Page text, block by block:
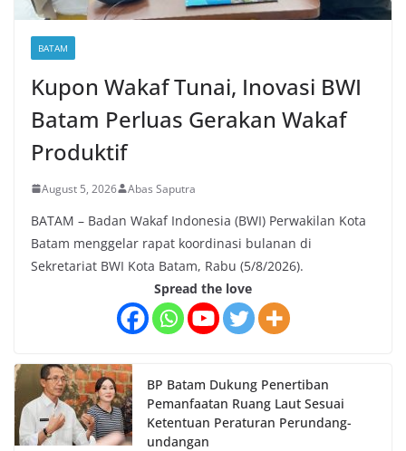
BATAM
Kupon Wakaf Tunai, Inovasi BWI
Batam Perluas Gerakan Wakaf
Produktif
August 5, 2026 Abas Saputra
BATAM – Badan Wakaf Indonesia (BWI) Perwakilan Kota
Batam menggelar rapat koordinasi bulanan di
Sekretariat BWI Kota Batam, Rabu (5/8/2026).
Spread the love
BP Batam Dukung Penertiban
Pemanfaatan Ruang Laut Sesuai
Ketentuan Peraturan Perundang-
undangan